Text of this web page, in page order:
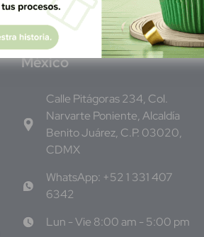
México
Calle Pitágoras 234, Col.
Narvarte Poniente, Alcaldía
Benito Juárez, C.P. 03020,
CDMX
WhatsApp: +52 1 331 407
6342
Lun - Vie 8:00 am - 5:00 pm